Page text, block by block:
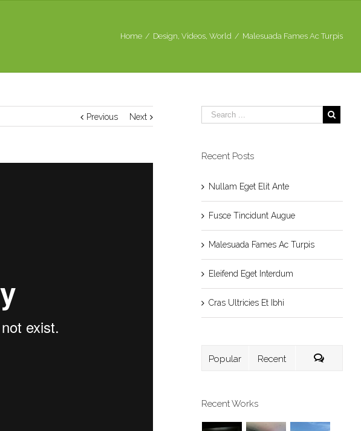
Home / Design, Videos, World / Malesuada Fames Ac Turpis
Previous Next
Recent Posts
Nullam Eget Elit Ante
Fusce Tincidunt Augue
Malesuada Fames Ac Turpis
Eleifend Eget Interdum
Cras Ultricies Et Ibhi
Popular Recent
Recent Works